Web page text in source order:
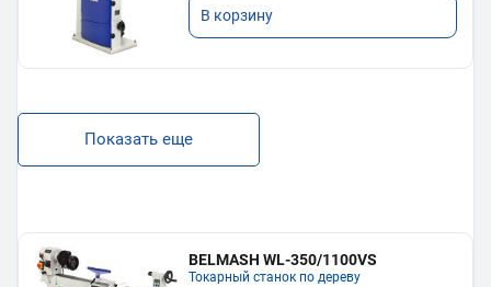
В корзину
Показать еще
BELMASH WL-350/1100VS
Токарный станок по дереву